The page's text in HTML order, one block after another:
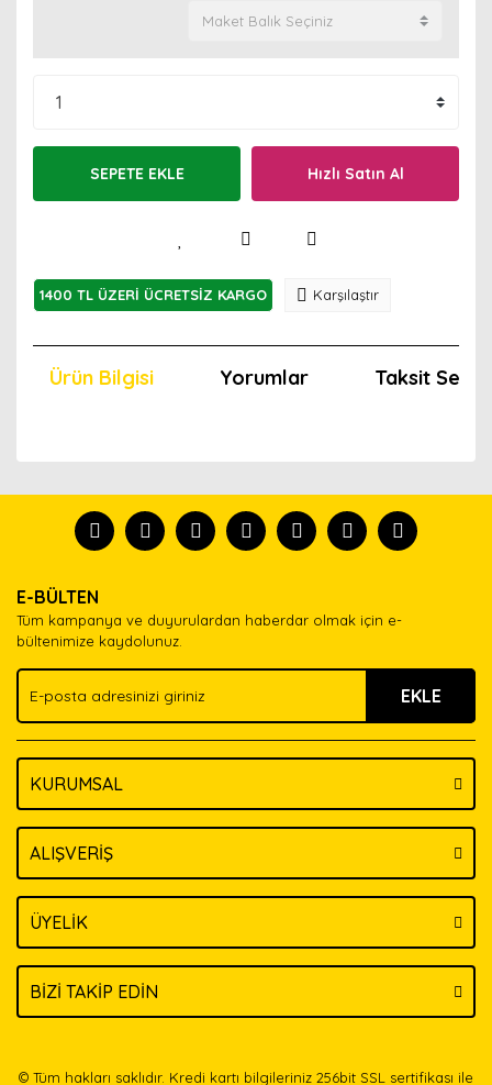
SEPETE EKLE Hızlı Satın Al
1400 TL ÜZERİ ÜCRETSİZ KARGO Karşılaştır
Ürün Bilgisi Yorumlar Taksit
tanısın.
formunu kullanarak tarafımıza iletebilirsiniz.
Görüş ve önerileriniz için teşekkür ederiz.
Ürün açıklamasında eksik bilgiler bulunuyor.
Ürün bilgilerinde hatalar bulunuyor.
Ürün fiyatı diğer sitelerden daha pahalı.
Bu ürüne benzer farklı alternatifler olmalı.
E-BÜLTEN
Tüm kampanya ve duyurulardan haberdar olmak için e-
bültenimize kaydolunuz.
EKLE
KURUMSAL
ALIŞVERİŞ
ÜYELİK
BİZİ TAKİP EDİN
© Tüm hakları saklıdır. Kredi kartı bilgileriniz 256bit SSL sertifikası ile